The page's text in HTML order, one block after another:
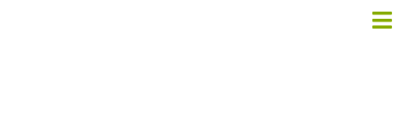
CHALEUR PRÈS DE DILBEEK